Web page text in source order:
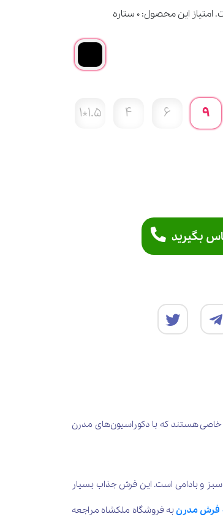
9
6
4
1.5*1
بگیرید
هستند که با دکوراسیون‌های مدرن
مشکلی، طوسی و سبز و بادامی است. این فرش جذاب بسیار
فرش مدرنبه فروشگاه ملکشاه مراجعه